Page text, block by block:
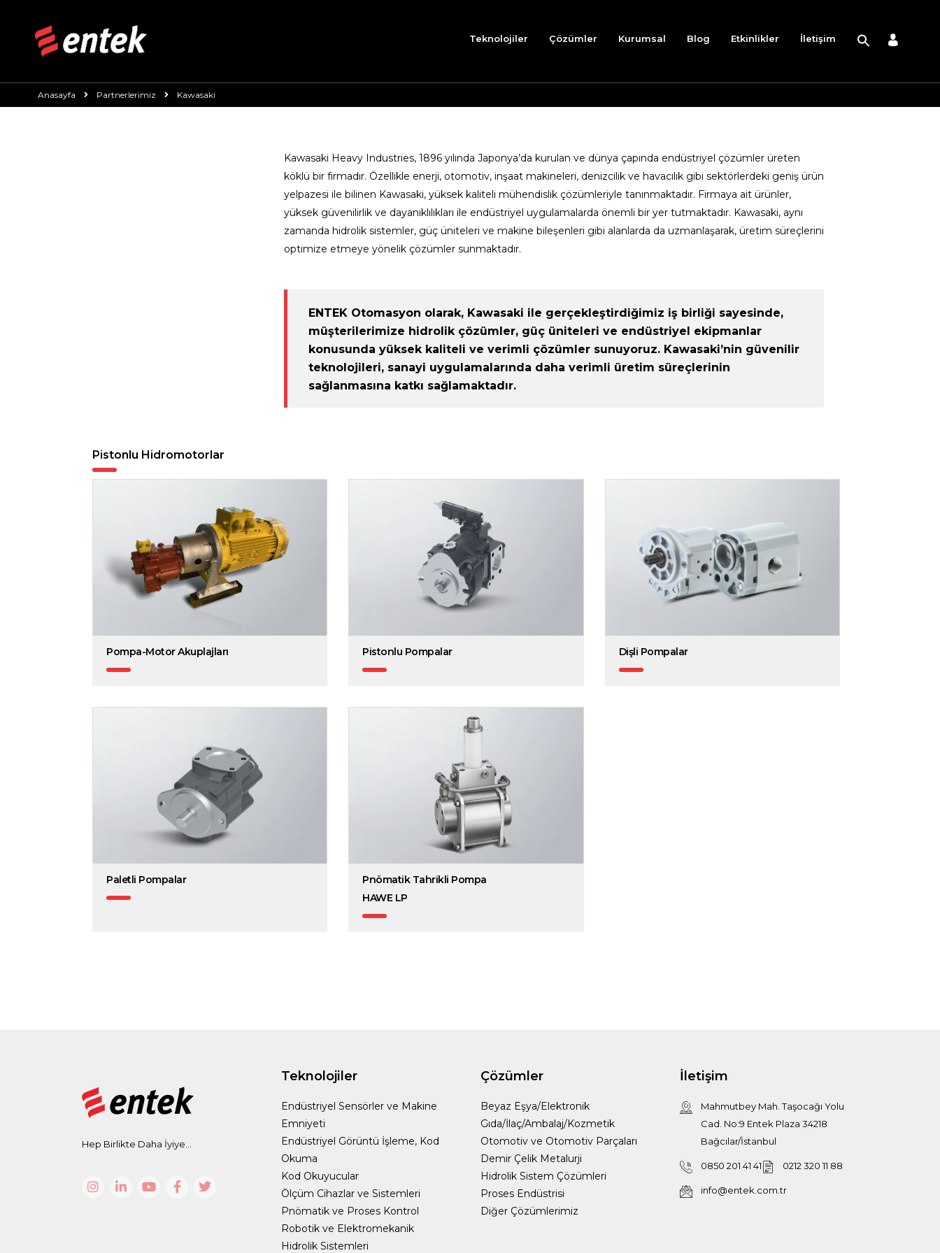
Teknolojiler Çözümler Kurumsal Blog Etkinlikler İletişim
Anasayfa Partnerlerimiz Kawasaki
Kawasaki Heavy Industries, 1896 yılında Japonya’da kurulan ve dünya çapında endüstriyel çözümler üreten
köklü bir firmadır. Özellikle enerji, otomotiv, inşaat makineleri, denizcilik ve havacılık gibi sektörlerdeki geniş ürün
yelpazesi ile bilinen Kawasaki, yüksek kaliteli mühendislik çözümleriyle tanınmaktadır. Firmaya ait ürünler,
yüksek güvenilirlik ve dayanıklılıkları ile endüstriyel uygulamalarda önemli bir yer tutmaktadır. Kawasaki, aynı
zamanda hidrolik sistemler, güç üniteleri ve makine bileşenleri gibi alanlarda da uzmanlaşarak, üretim süreçlerini
optimize etmeye yönelik çözümler sunmaktadır.
ENTEK Otomasyon olarak, Kawasaki ile gerçekleştirdiğimiz iş birliği sayesinde,
müşterilerimize hidrolik çözümler, güç üniteleri ve endüstriyel ekipmanlar
konusunda yüksek kaliteli ve verimli çözümler sunuyoruz. Kawasaki’nin güvenilir
teknolojileri, sanayi uygulamalarında daha verimli üretim süreçlerinin
sağlanmasına katkı sağlamaktadır.
Pistonlu Hidromotorlar
Pompa-Motor Akuplajları Pistonlu Pompalar Dişli Pompalar
Paletli Pompalar
Pnömatik Tahrikli Pompa
HAWE LP
Hep Birlikte Daha İyiye...
Teknolojiler
Endüstriyel Sensörler ve Makine
Emniyeti
Endüstriyel Görüntü İşleme, Kod
Okuma
Kod Okuyucular
Ölçüm Cihazlar ve Sistemleri
Pnömatik ve Proses Kontrol
Robotik ve Elektromekanik
Hidrolik Sistemleri
Çözümler
Beyaz Eşya/Elektronik
Gıda/İlaç/Ambalaj/Kozmetik
Otomotiv ve Otomotiv Parçaları
Demir Çelik Metalurji
Hidrolik Sistem Çözümleri
Proses Endüstrisi
Diğer Çözümlerimiz
İletişim
Mahmutbey Mah. Taşocağı Yolu
Cad. No:9 Entek Plaza 34218
Bağcılar/İstanbul
0850 201 41 41 0212 320 11 88
info@entek.com.tr